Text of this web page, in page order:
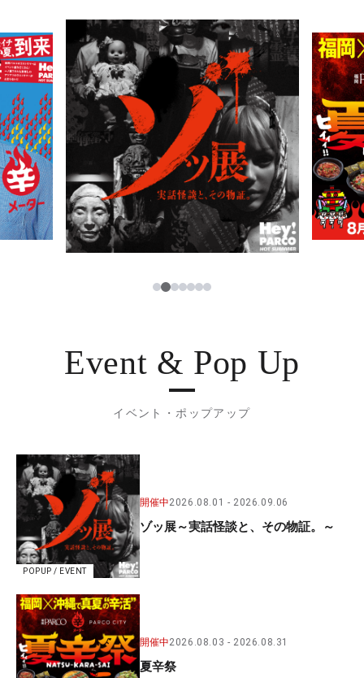
PARCOメンバーズ
123456
Event & Pop Up
イベント・ポップアップ
POPUP / EVENT
開催中2026.08.01 2026.09.06
ゾッ展～実話怪談と、その物証。～
開催中2026.08.03 2026.08.31
夏辛祭